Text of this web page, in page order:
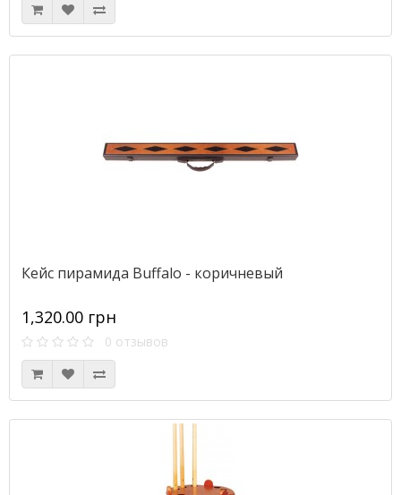
Кейс пирамида Buffalo - коричневый
1,320.00 грн
0 отзывов